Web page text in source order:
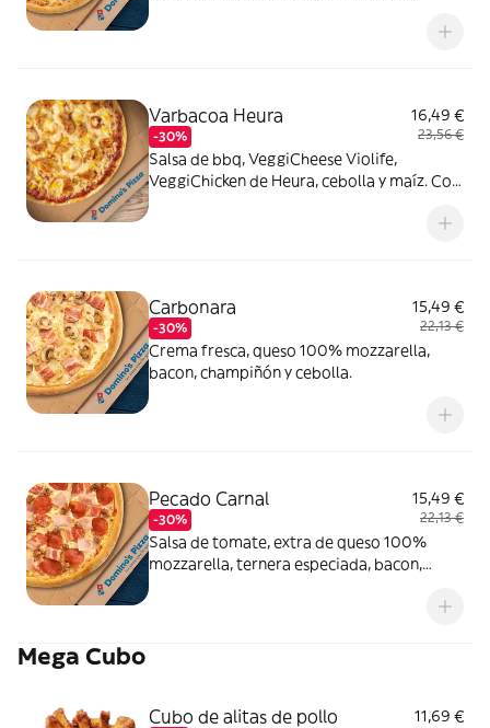
Varbacoa Heura
-30%
16,49 €
23,56 €
Salsa de bbq, VeggiCheese Violife,
VeggiChicken de Heura, cebolla y maíz. Con
Carbonara
-30%
15,49 €
22,13 €
Crema fresca, queso 100% mozzarella,
bacon, champiñón y cebolla.
Pecado Carnal
-30%
15,49 €
22,13 €
Salsa de tomate, extra de queso 100%
mozzarella, ternera especiada, bacon,
Mega Cubo
Cubo de alitas de pollo 11,69 €